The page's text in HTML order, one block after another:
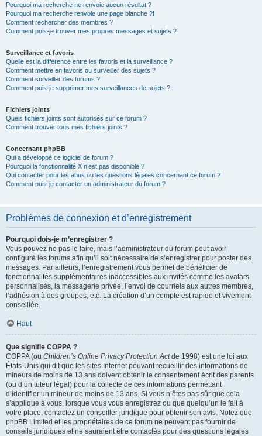
Pourquoi ma recherche ne renvoie aucun résultat ?
Pourquoi ma recherche renvoie une page blanche ?!
Comment rechercher des membres ?
Comment puis-je trouver mes propres messages et sujets ?
Surveillance et favoris
Quelle est la différence entre les favoris et la surveillance ?
Comment mettre en favoris ou surveiller des sujets ?
Comment surveiller des forums ?
Comment puis-je supprimer mes surveillances de sujets ?
Fichiers joints
Quels fichiers joints sont autorisés sur ce forum ?
Comment trouver tous mes fichiers joints ?
Concernant phpBB
Qui a développé ce logiciel de forum ?
Pourquoi la fonctionnalité X n’est pas disponible ?
Qui contacter pour les abus ou les questions légales concernant ce forum ?
Comment puis-je contacter un administrateur du forum ?
Problèmes de connexion et d’enregistrement
Pourquoi dois-je m’enregistrer ?
Vous pouvez ne pas le faire, mais l’administrateur du forum peut avoir
configuré les forums afin qu’il soit nécessaire de s’enregistrer pour poster des
messages. Par ailleurs, l’enregistrement vous permet de bénéficier de
fonctionnalités supplémentaires inaccessibles aux invités comme les avatars
personnalisés, la messagerie privée, l’envoi de courriels aux autres membres,
l’adhésion à des groupes, etc. La création d’un compte est rapide et vivement
conseillée.
Haut
Que signifie COPPA ?
COPPA (ou Children’s Online Privacy Protection Actde 1998) est une loi aux
États-Unis qui dit que les sites Internet pouvant recueillir des informations de
mineurs de moins de 13 ans doivent obtenir le consentement écrit des parents
(ou d’un tuteur légal) pour la collecte de ces informations permettant
d’identifier un mineur de moins de 13 ans. Si vous n’êtes pas sûr que cela
s’applique à vous, lorsque vous vous enregistrez ou que quelqu’un le fait à
votre place, contactez un conseiller juridique pour obtenir son avis. Notez que
phpBB Limited et les propriétaires de ce forum ne peuvent pas fournir de
conseils juridiques et ne sauraient être contactés pour des questions légales